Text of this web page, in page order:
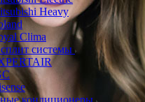
Heavy
Clima
системы
кондиционеры